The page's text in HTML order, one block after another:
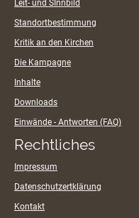
Leit- und SInnbild
Standortbestimmung
Kritik an den Kirchen
Die Kampagne
Inhalte
Downloads
Einwände - Antworten (FAQ)
Rechtliches
Impressum
Datenschutzertklärung
Kontakt